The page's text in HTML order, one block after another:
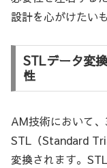
設計を心がけたい
STLデータ変
性
AM技術において、
STL（Standard
変換されます。